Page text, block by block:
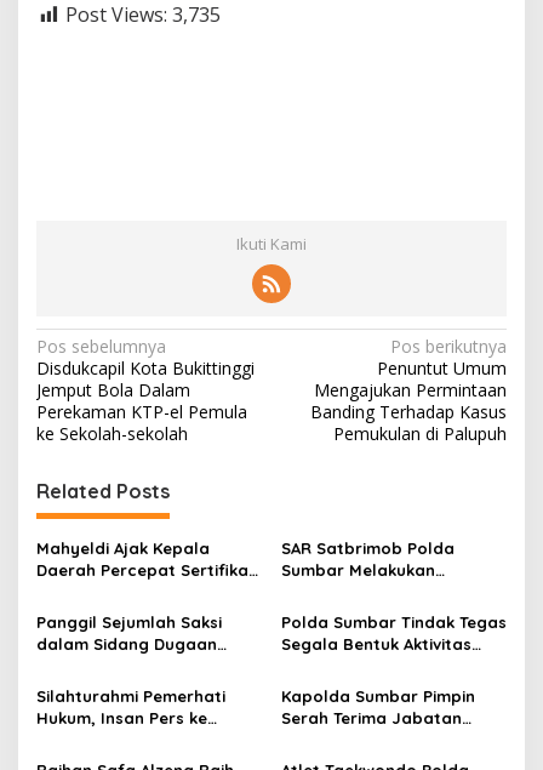
Post Views: 3,735
Ikuti Kami
N
a
v
i
g
a
s
i
p
o
s
Pos sebelumnya
Disdukcapil Kota Bukittinggi
Jemput Bola Dalam
Perekaman KTP-el Pemula
ke Sekolah-sekolah
Pos berikutnya
Penuntut Umum
Mengajukan Permintaan
Banding Terhadap Kasus
Pemukulan di Palupuh
Related Posts
Mahyeldi Ajak Kepala
Daerah Percepat Sertifikasi
Pusat Ekosistem Halal
Nasional
SAR Satbrimob Polda
Sumbar Melakukan
Padang
Panggil Sejumlah Saksi
dalam Sidang Dugaan
Terdakwa Haji DS
Polda Sumbar Tindak Tegas
Segala Bentuk Aktivitas
(PETI) yang Merusak
Lingkungan dan Merugikan
Silahturahmi Pemerhati
Hukum, Insan Pers ke
Djati Wiyoto: Semua Sama
Kapolda Sumbar Pimpin
Serah Terima Jabatan
Kapolres Jajaran